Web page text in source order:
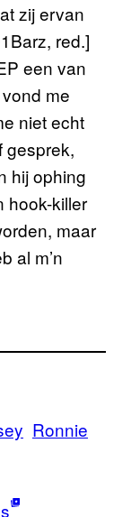
zij ervan
red.]
een van
me
niet echt
gesprek,
hij ophing
hook-killer
maar
al m’n
Ronnie